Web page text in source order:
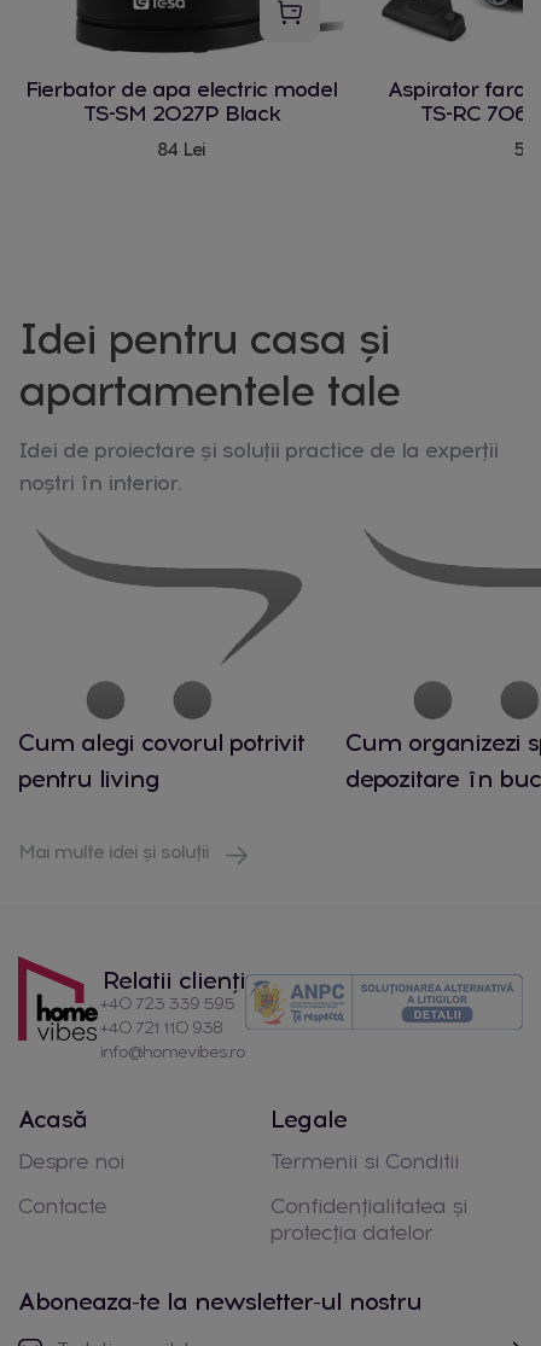
Fierbator de apa electric model
TS-SM 2027P Black
84 Lei
Aspirator fara
TS-RC 706
Idei pentru casa și
apartamentele tale
Idei de proiectare și soluții practice de la experții
noștri în interior.
Cum alegi covorul potrivit
pentru living
Cum organizezi
depozitare în
Mai multe idei și soluții
Relatii clienți
+40 723 339 595
+40 721 110 938
info@homevibes.ro
Acasă
Despre noi
Contacte
Legale
Termenii si Conditii
Confidențialitatea și
protecția datelor
Aboneaza-te la newsletter-ul nostru